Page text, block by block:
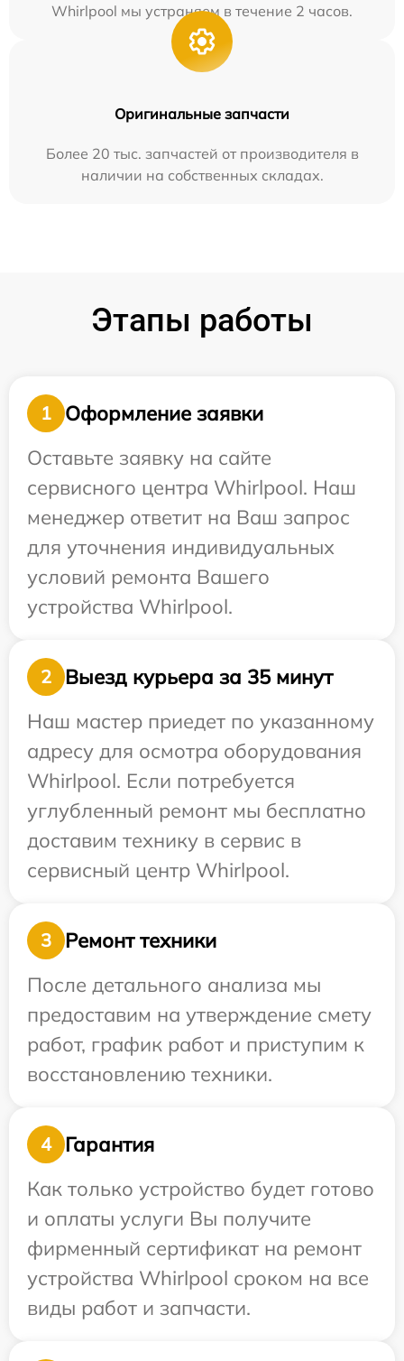
Whirlpool мы устраняем в течение 2 часов.
Оригинальные запчасти
Более 20 тыс. запчастей от производителя в
наличии на собственных складах.
Этапы работы
1
Оформление заявки
Оставьте заявку на сайте
сервисного центра Whirlpool. Наш
менеджер ответит на Ваш запрос
для уточнения индивидуальных
условий ремонта Вашего
устройства Whirlpool.
2
Выезд курьера за 35 минут
Наш мастер приедет по указанному
адресу для осмотра оборудования
Whirlpool. Если потребуется
углубленный ремонт мы бесплатно
доставим технику в сервис в
сервисный центр Whirlpool.
3
Ремонт техники
После детального анализа мы
предоставим на утверждение смету
работ, график работ и приступим к
восстановлению техники.
4
Гарантия
Как только устройство будет готово
и оплаты услуги Вы получите
фирменный сертификат на ремонт
устройства Whirlpool сроком на все
виды работ и запчасти.